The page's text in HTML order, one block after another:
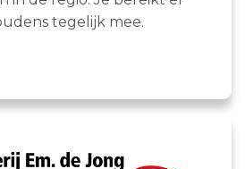
tegelijk mee.